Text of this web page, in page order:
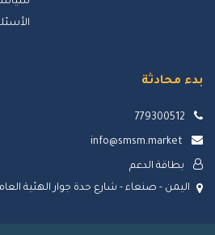
بدء محادثة
779300512
info@smsm.market
بطاقة الدعم
اليمن - صنعاء - شارع حدة جوار الهئية